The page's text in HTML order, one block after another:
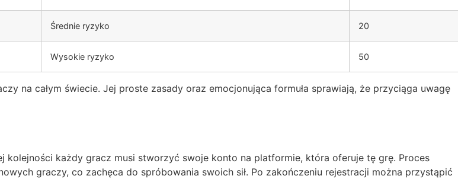
Średnie ryzyko 20
Wysokie ryzyko 50
na całym świecie. Jej proste zasady oraz emocjonująca formuła sprawiają, że przyciąga uwagę
kolejności każdy gracz musi stworzyć swoje konto na platformie, która oferuje tę grę. Proces
graczy, co zachęca do spróbowania swoich sił. Po zakończeniu rejestracji można przystąpić